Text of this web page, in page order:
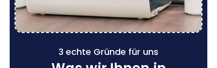
3 echte Gründe für uns